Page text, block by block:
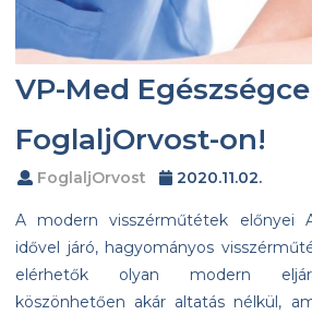
VP-Med
FoglaljOrvost-on!
FoglaljOrvost 2020.11.02.
A modern visszérműtétek előnyei
idővel járó, hagyományos
elérhetők olyan modern
köszönhetően akár altatás nélkül,